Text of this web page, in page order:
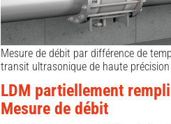
Mesure de débit par différence de
transit ultrasonique de haute précision
LDM partiellement rempli
Mesure de débit